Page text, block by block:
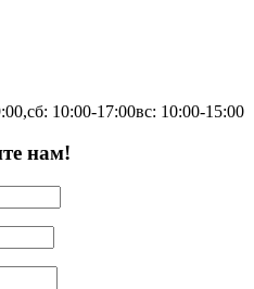
сб: 10:00-17:00вс: 10:00-15:00
нам!